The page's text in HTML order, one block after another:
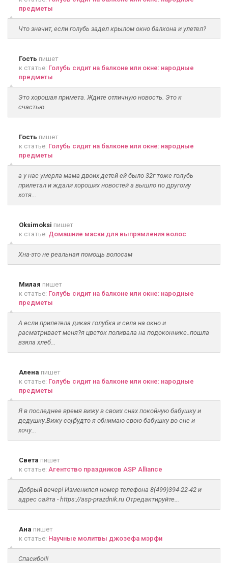
предметы
Что значит, если голубь задел крылом окно балкона и улетел?
Гость пишет
к статье: Голубь сидит на балконе или окне: народные
предметы
Это хорошая примета. Ждите отличную новость. Это к
счастью.
Гость пишет
к статье: Голубь сидит на балконе или окне: народные
предметы
а у нас умерла мама двоих детей ей было 32г тоже голубь
прилетал и ждали хороших новостей а вышло по другому
хотя...
Oksimoksi пишет
к статье: Домашние маски для выпрямления волос
Хна-это не реальная помощь волосам
Милая пишет
к статье: Голубь сидит на балконе или окне: народные
предметы
А если прилетела дикая голубка и села на окно и
расматривает меня?я цветок поливала на подоконнике..пошла
взяла хлеб...
Алена пишет
к статье: Голубь сидит на балконе или окне: народные
предметы
Я в последнее время вижу в своих снах покойную бабушку и
дедушку.Вижу соң, будто я обнимаю свою бабушку во сне и
хочу...
Света пишет
к статье: Агентство праздников ASP Alliance
Добрый вечер! Изменился номер телефона 8(499)394-22-42 и
адрес сайта - https://asp-prazdnik.ru Отредактируйте...
Ана пишет
к статье: Научные молитвы джозефа мэрфи
Спасибо!!!